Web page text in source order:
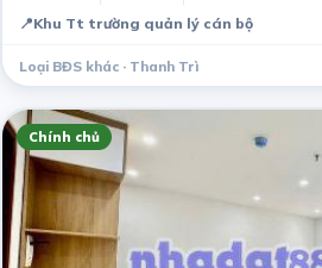
📍Khu Tt trường quản lý cán bộ
Loại BĐS khác · Thanh Trì
Chính chủ